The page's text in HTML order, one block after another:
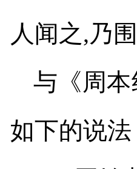
人闻之,乃
与《周
如下的说法